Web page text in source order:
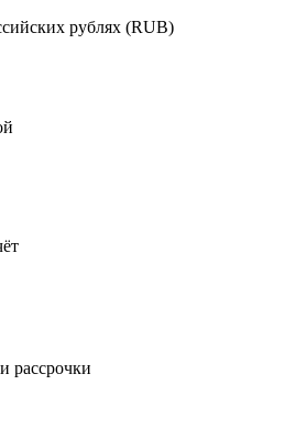
рублях (RUB)
рассрочки